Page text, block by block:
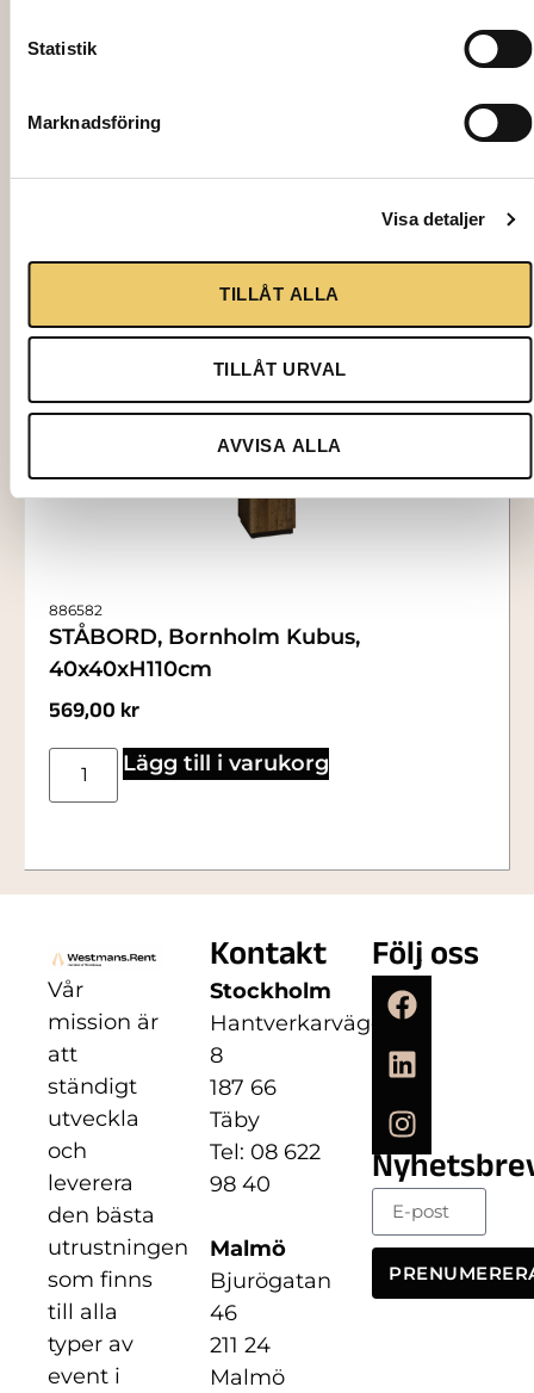
Statistik
Marknadsföring
Visa detaljer
TILLÅT ALLA
TILLÅT URVAL
AVVISA ALLA
STÅBORD, Kubus, brun, 40x40xH110cm
448,00kr
Lägg till i varukorg
886582
STÅBORD, Bornholm Kubus,
40x40xH110cm
569,00 kr
Lägg till i varukorg
Vår
mission är
att
ständigt
utveckla
och
leverera
den bästa
utrustningen
som finns
till alla
typer av
event i
Kontakt
Stockholm
Hantverkarvägen
8
187 66
Täby
Tel: 08 622
98 40
Malmö
Bjurögatan
46
211 24
Malmö
Följ oss